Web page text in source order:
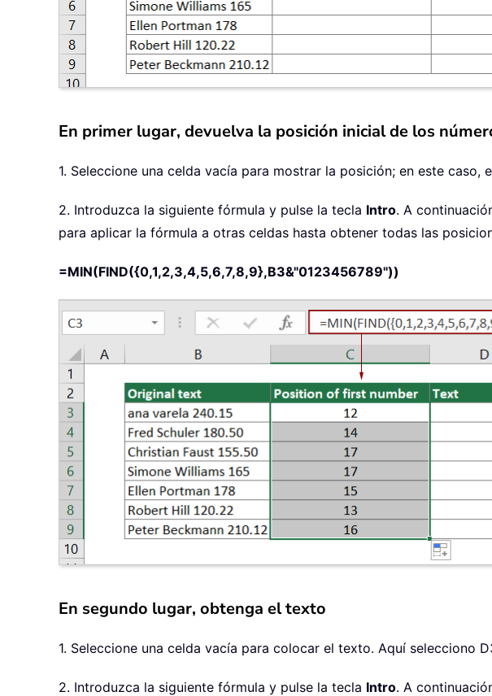
En primer lugar, devuelva la posición inicial de los
1. Seleccione una celda vacía para mostrar la posición; en este caso,
2. Introduzca la siguiente fórmula y pulse la tecla Intro. A
para aplicar la fórmula a otras celdas hasta obtener todas las
=MIN(FIND({0,1,2,3,4,5,6,7,8,9},B3&"0123456789"))
En segundo lugar, obtenga el texto
1. Seleccione una celda vacía para colocar el texto. Aquí selecciono
2. Introduzca la siguiente fórmula y pulse la tecla Intro. A